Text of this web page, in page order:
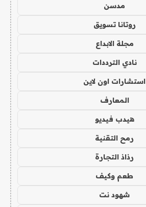
مدسن
روتانا تسويق
مجلة الابداع
نادي الترددات
استشارات اون لاين
المعارف
هيدب فيديو
رمح التقنية
رذاذ التجارة
طعم وكيف
شهود نت